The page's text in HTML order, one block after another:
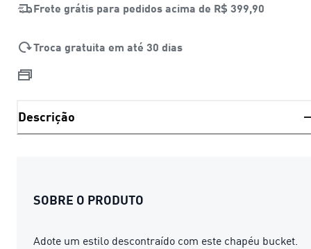
Frete grátis para pedidos acima de R$ 399,90
Troca gratuita em até 30 dias
Descrição
SOBRE O PRODUTO
Adote um estilo descontraído com este chapéu bucket.